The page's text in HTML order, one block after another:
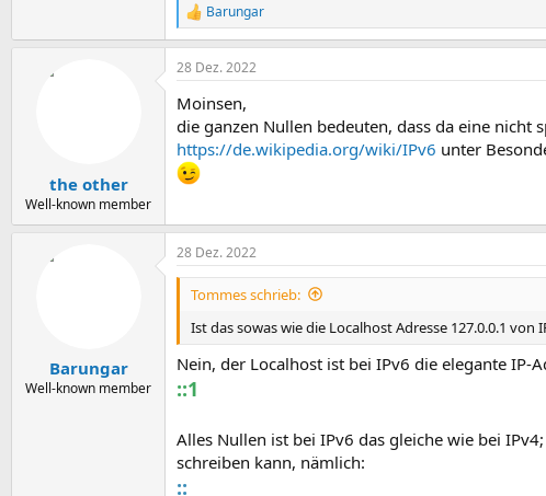
R
e
a
k
i
o
n
e
n
Barungar
the other
Well-known member
28 Dez. 2022
Moinsen,
die ganzen Nullen bedeuten, dass da eine nicht
https://de.wikipedia.org/wiki/IPv6 unter
Barungar
Well-known member
28 Dez. 2022
Tommes schrieb:
Ist das sowas wie die Localhost Adresse 127.0.0.1 von
Nein, der Localhost ist bei IPv6 die elegante IP-
::1
Alles Nullen ist bei IPv6 das gleiche wie bei
schreiben kann, nämlich:
::